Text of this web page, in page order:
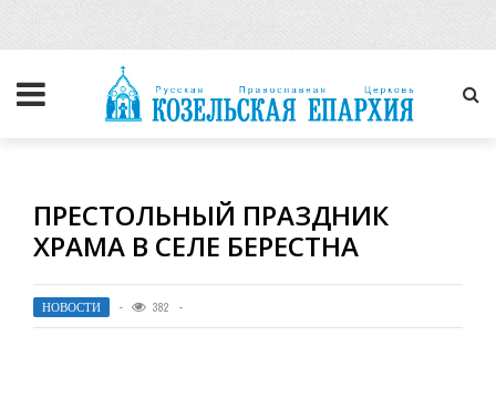
ПРЕСТОЛЬНЫЙ ПРАЗДНИК
ХРАМА В СЕЛЕ БЕРЕСТНА
НОВОСТИ 382